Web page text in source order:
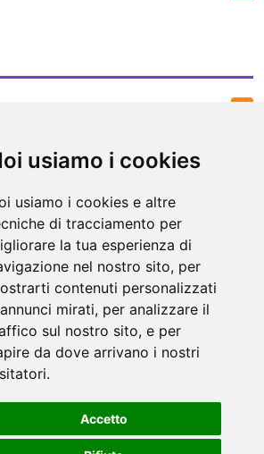
usiamo i cookies
usiamo i cookies e altre
di tracciamento per
la tua esperienza di
nel nostro sito, per
contenuti personalizzati
mirati, per analizzare il
sul nostro sito, e per
da dove arrivano i nostri
Accetto
STUDIOtutti i diritti riservati. Powered by